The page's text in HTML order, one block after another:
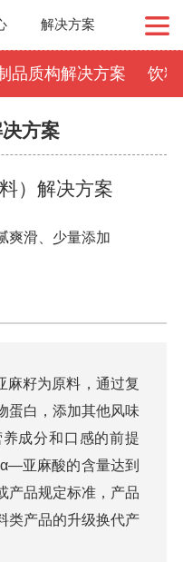
解决方案
品质构解决方案 饮
方案
）解决方案
爽滑、少量添加
籽为原料，通过复
蛋白，添加其他风味
成分和口感的前提
亚麻酸的含量达到
产品规定标准，产品
类产品的升级换代产